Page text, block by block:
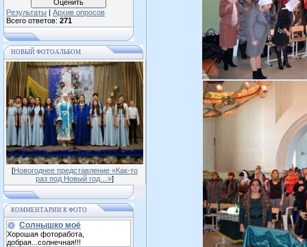
Результаты | Архив опросов
Всего ответов: 271
НОВЫЙ ФОТОАЛЬБОМ
[Новогоднее представление «Как-то
раз под Новый год…»]
КОММЕНТАРИИ К ФОТО
Солнышко моё
Хорошая фоторабота,
добрая...солнечная!!!